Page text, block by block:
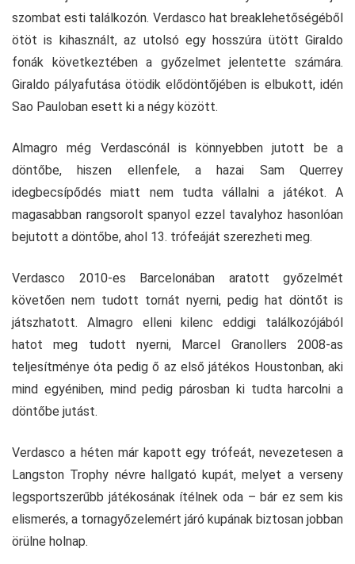
szombat esti találkozón. Verdasco hat breaklehetőségéből
ötöt is kihasznált, az utolsó egy hosszúra ütött Giraldo
fonák következtében a győzelmet jelentette számára.
Giraldo pályafutása ötödik elődöntőjében is elbukott, idén
Sao Pauloban esett ki a négy között.
Almagro még Verdascónál is könnyebben jutott be a
döntőbe, hiszen ellenfele, a hazai Sam Querrey
idegbecsípődés miatt nem tudta vállalni a játékot. A
magasabban rangsorolt spanyol ezzel tavalyhoz hasonlóan
bejutott a döntőbe, ahol 13. trófeáját szerezheti meg.
Verdasco 2010-es Barcelonában aratott győzelmét
követően nem tudott tornát nyerni, pedig hat döntőt is
játszhatott. Almagro elleni kilenc eddigi találkozójából
hatot meg tudott nyerni, Marcel Granollers 2008-as
teljesítménye óta pedig ő az első játékos Houstonban, aki
mind egyéniben, mind pedig párosban ki tudta harcolni a
döntőbe jutást.
Verdasco a héten már kapott egy trófeát, nevezetesen a
Langston Trophy névre hallgató kupát, melyet a verseny
legsportszerűbb játékosának ítélnek oda – bár ez sem kis
elismerés, a tornagyőzelemért járó kupának biztosan jobban
örülne holnap.